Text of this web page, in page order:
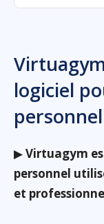
logiciel
personnel
▶Virtuagym
personnel
et